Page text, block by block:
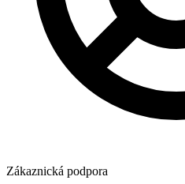
Zákaznická podpora